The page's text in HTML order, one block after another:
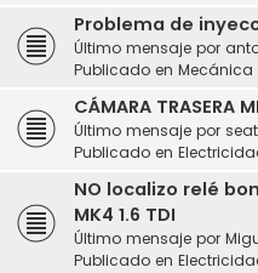
Problema de
Último mensaje por
Publicado en Mecánica
CÁMARA TRASERA
Último mensaje por
Publicado en
NO localizo relé
MK4 1.6 TDI
Último mensaje por
Publicado en